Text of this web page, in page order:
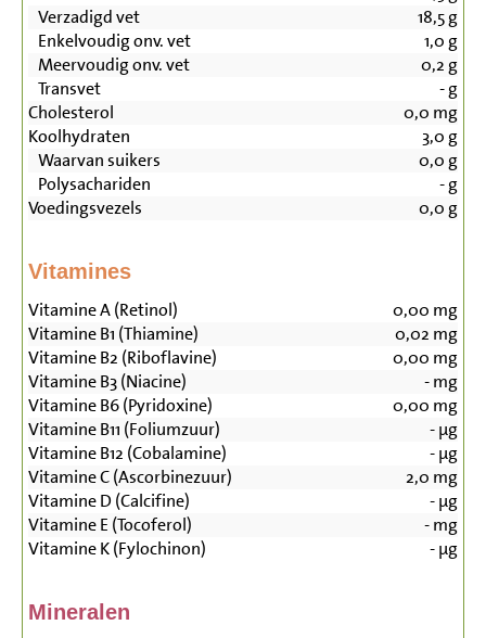
Verzadigd vet
18,5g
Enkelvoudig onv. vet
1,0 g
Meervoudig onv. vet
0,2 g
Transvet
-g
Cholesterol
0,0 mg
Koolhydraten
3,0 g
Waarvan suikers
0,0 g
Polysachariden
-g
Voedingsvezels
0,0 g
Vitamines
Vitamine A (Retinol) 0,00 mg
Vitamine B1 (Thiamine)
0,02 mg
Vitamine B2 (Riboflavine)
0,00 mg
Vitamine B3 (Niacine)
-mg
Vitamine B6 (Pyridoxine)
0,00 mg
Vitamine B11 (Foliumzuur)
-µg
Vitamine B12 (Cobalamine)
-µg
Vitamine C (Ascorbinezuur)
2,0 mg
Vitamine D (Calcifine)
-µg
Vitamine E (Tocoferol)
-mg
Vitamine K (Fylochinon)
-µg
Mineralen